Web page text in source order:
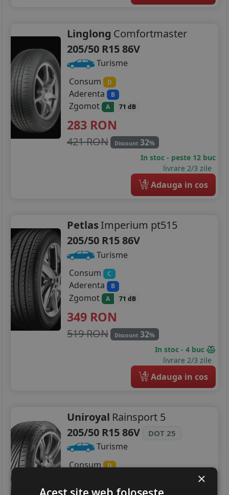
Linglong Comfortmaster
205/50 R15 86V
Turisme
Consum
D
Aderenta B
Zgomot A 71 dB
283 RON
421 RON Discount 32%
In stoc - peste 12 buc
livrare 2/3 zile
4 Adauga in cos
Petlas Imperium pt515
205/50 R15 86V
Turisme
Consum
C
Aderenta B
Zgomot A 71 dB
349 RON
519 RON Discount 32%
In stoc - 4 buc
livrare 2/3 zile
4 Adauga in cos
Uniroyal Rainsport 5
205/50 R15 86V
DOT 25
Turisme
Consum D
Zgomot A 71 dB
×